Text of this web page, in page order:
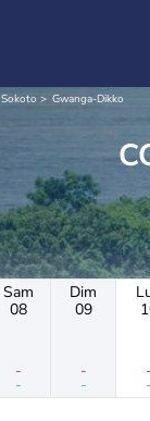
Sokoto Gwanga-Dikko
Sam
08
-
-
Dim
09
-
-